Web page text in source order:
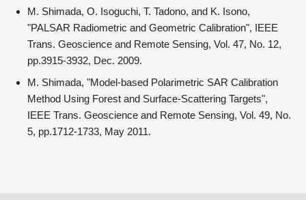
M. Shimada, O. Isoguchi, T. Tadono, and K. Isono,
"PALSAR Radiometric and Geometric Calibration", IEEE
Trans. Geoscience and Remote Sensing, Vol. 47, No. 12,
pp.3915-3932, Dec. 2009.
M. Shimada, "Model-based Polarimetric SAR Calibration
Method Using Forest and Surface-Scattering Targets",
IEEE Trans. Geoscience and Remote Sensing, Vol. 49, No.
5, pp.1712-1733, May 2011.